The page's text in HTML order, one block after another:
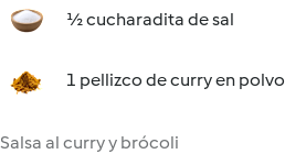
½ cucharadita de sal
1 pellizco de curry en polvo
Salsa al curry y brócoli